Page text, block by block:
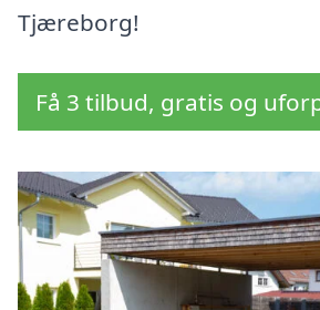
Tjæreborg!
Få 3 tilbud, gratis og